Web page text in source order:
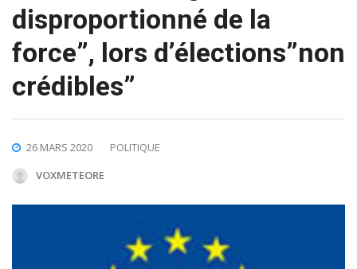
disproportionné de la
force”, lors d’élections”non
crédibles”
26 MARS 2020
POLITIQUE
VOXMETEORE